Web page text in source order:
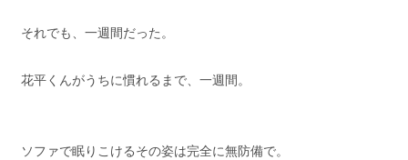
それでも、一週間だった。
花平くんがうちに慣れるまで、一週間。
ソファで眠りこけるその姿は完全に無防備で。